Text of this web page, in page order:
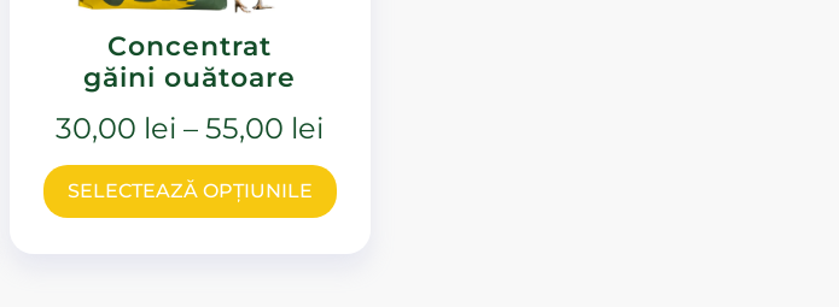
Concentrat
găini ouătoare
30,00 lei – 55,00 lei
SELECTEAZĂ OPȚIUNILE